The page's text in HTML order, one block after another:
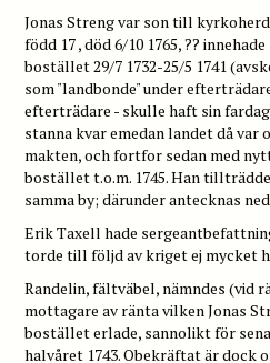
Jonas Streng var son till
född 17 , död 6/10 1765, ??
bostället 29/7 1732-25/5 1741
som "landbonde" under
efterträdare - skulle haft sin fardag
stanna kvar emedan landet då var
makten, och fortfor sedan med
bostället t.o.m. 1745. Han
samma by; därunder antecknas
Erik Taxell hade
torde till följd av kriget ej mycket
Randelin, fältväbel, nämndes (vid
mottagare av ränta vilken Jonas
bostället erlade, sannolikt för
halvåret 1743. Obekräftat är dock